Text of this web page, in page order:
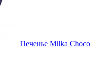
Печенье Milka Choco